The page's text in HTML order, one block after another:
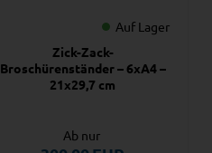
Auf Lager
Zick-Zack-
Broschürenständer – 6xA4 –
21x29,7 cm
Ab nur